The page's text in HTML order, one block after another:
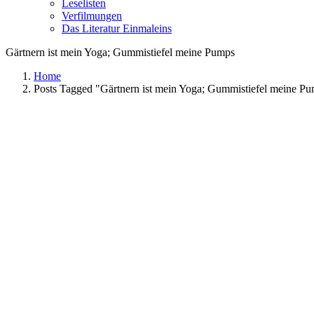
Leselisten
Verfilmungen
Das Literatur Einmaleins
Gärtnern ist mein Yoga; Gummistiefel meine Pumps
Home
Posts Tagged "Gärtnern ist mein Yoga; Gummistiefel meine